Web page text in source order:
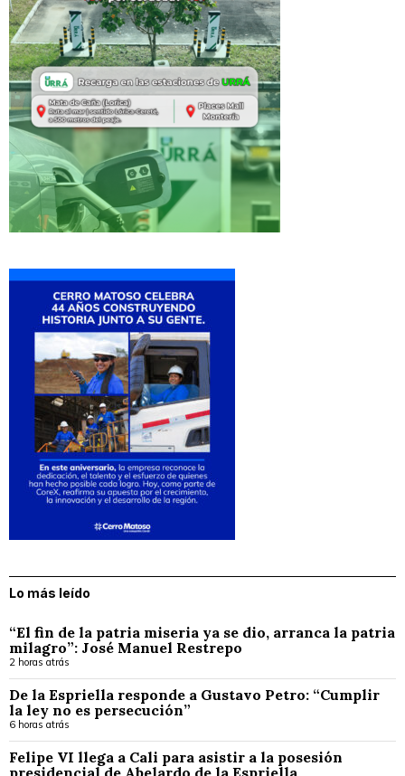
Lo más leído
“El fin de la patria miseria ya se dio, arranca la patria
milagro”: José Manuel Restrepo
2 horas atrás
De la Espriella responde a Gustavo Petro: “Cumplir
la ley no es persecución”
6 horas atrás
Felipe VI llega a Cali para asistir a la posesión
presidencial de Abelardo de la Espriella